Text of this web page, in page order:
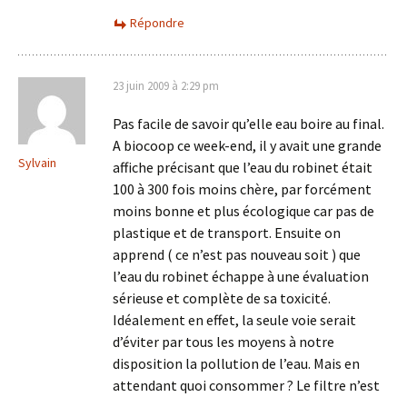
Répondre
Sylvain
23 juin 2009 à 2:29 pm
Pas facile de savoir qu’elle eau boire au final.
A biocoop ce week-end, il y avait une grande
affiche précisant que l’eau du robinet était
100 à 300 fois moins chère, par forcément
moins bonne et plus écologique car pas de
plastique et de transport. Ensuite on
apprend ( ce n’est pas nouveau soit ) que
l’eau du robinet échappe à une évaluation
sérieuse et complète de sa toxicité.
Idéalement en effet, la seule voie serait
d’éviter par tous les moyens à notre
disposition la pollution de l’eau. Mais en
attendant quoi consommer ? Le filtre n’est